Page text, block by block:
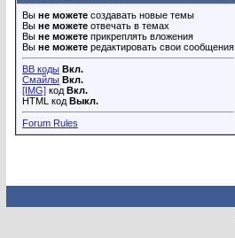
Вы не можете создавать новые темы
Вы не можете отвечать в темах
Вы не можете прикреплять вложения
Вы не можете редактировать свои сообщения
BB коды Вкл.
Смайлы Вкл.
[IMG] код Вкл.
HTML код Выкл.
Forum Rules